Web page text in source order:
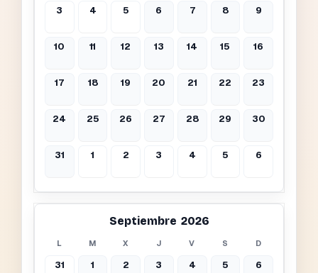
3 4 5 6 7 8 9
10 11 12 13 14 15 16
17 18 19 20 21 22 23
24 25 26 27 28 29 30
31 1 2 3 4 5 6
Septiembre 2026
L M X J V S D
31 1 2 3 4 5 6